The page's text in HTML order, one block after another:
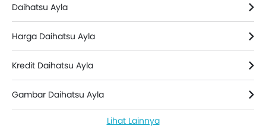
Daihatsu Ayla
Harga Daihatsu Ayla
Kredit Daihatsu Ayla
Gambar Daihatsu Ayla
Lihat Lainnya